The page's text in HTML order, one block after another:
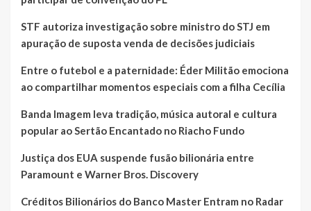
STF autoriza investigação sobre ministro do STJ em
apuração de suposta venda de decisões judiciais
Entre o futebol e a paternidade: Éder Militão emociona
ao compartilhar momentos especiais com a filha Cecília
Banda Imagem leva tradição, música autoral e cultura
popular ao Sertão Encantado no Riacho Fundo
Justiça dos EUA suspende fusão bilionária entre
Paramount e Warner Bros. Discovery
Créditos Bilionários do Banco Master Entram no Radar